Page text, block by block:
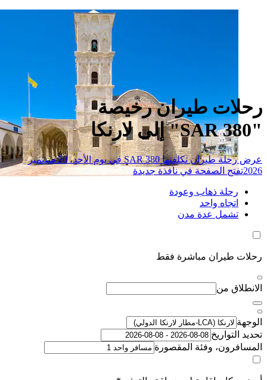
طيران رخيصة
عرض رحلة طيران تكلفتها SAR 380 في يوم الأحد، 20 سبتمبر
الصفحة في نافذة جديدة
ذهاب وعودة
واحد
عدة مدن
طيران مباشرة فقط
من
وفئة المقصورة